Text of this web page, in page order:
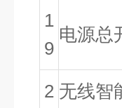
1
9
电源总
2 无线智